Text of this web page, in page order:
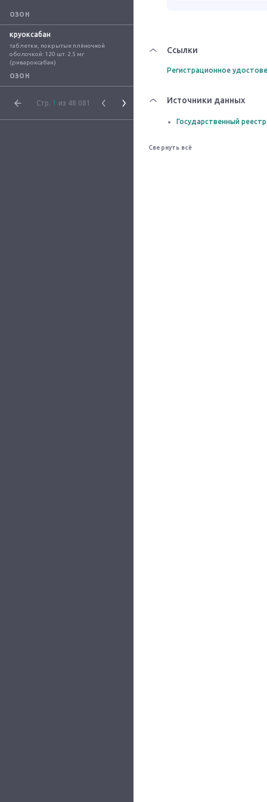
ОЗОН
круоксабан
таблетки, покрытые плёночной
оболочкой: 120 шт. 2.5 мг
(ривароксабан)
ОЗОН
Стр. 1 из 48 081
Ссылки
Регистрационное
Источники данных
Государственный
Свернуть всё